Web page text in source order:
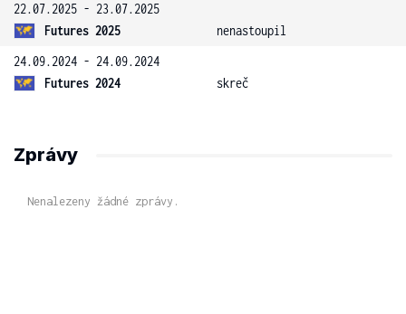
22.07.2025 - 23.07.2025
Futures 2025
nenastoupil
24.09.2024 - 24.09.2024
Futures 2024
skreč
Zprávy
Nenalezeny žádné zprávy.